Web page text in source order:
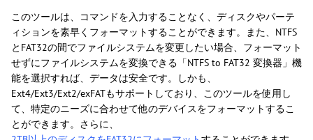
このツールは、コマンドを入力することなく、ディスクやパーテ
ィションを素早くフォーマットすることができます。また、NTFS
とFAT32の間でファイルシステムを変更したい場合、フォーマット
せずにファイルシステムを変換できる「NTFS to FAT32 変換器」機
能を選択すれば、データは安全です。しかも、
Ext4/Ext3/Ext2/exFATもサポートしており、このツールを使用し
て、特定のニーズに合わせて他のデバイスをフォーマットするこ
とができます。さらに、